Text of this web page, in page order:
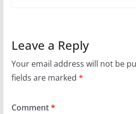
Leave a Reply
Your email address will not be
fields are marked *
Comment*